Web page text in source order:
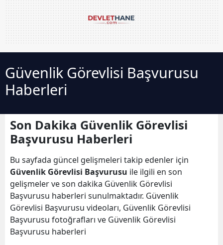
Güvenlik Görevlisi Başvurusu
Haberleri
Son Dakika Güvenlik Görevlisi
Başvurusu Haberleri
Bu sayfada güncel gelişmeleri takip edenler için
Güvenlik Görevlisi Başvurusu ile ilgili en son
gelişmeler ve son dakika Güvenlik Görevlisi
Başvurusu haberleri sunulmaktadır. Güvenlik
Görevlisi Başvurusu videoları, Güvenlik Görevlisi
Başvurusu fotoğrafları ve Güvenlik Görevlisi
Başvurusu haberleri